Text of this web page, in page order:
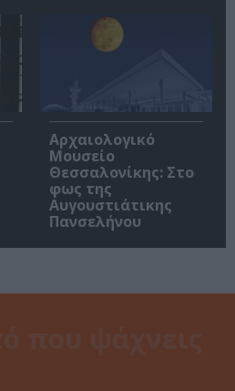
Αρχαιολογικό
Μουσείο
Θεσσαλονίκης: Στο
φως της
Αυγουστιάτικης
Πανσελήνου